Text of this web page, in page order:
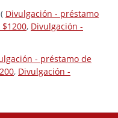
Divulgación - préstamo
, Divulgación -
- préstamo de
, Divulgación -